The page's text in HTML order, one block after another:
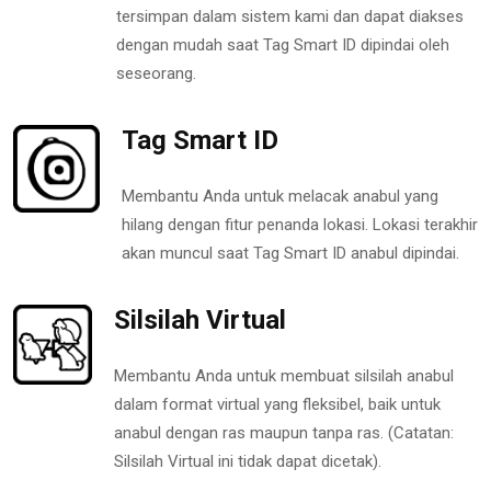
tersimpan dalam sistem kami dan dapat diakses
dengan mudah saat Tag Smart ID dipindai oleh
seseorang.
Tag Smart ID
Membantu Anda untuk melacak anabul yang
hilang dengan fitur penanda lokasi. Lokasi terakhir
akan muncul saat Tag Smart ID anabul dipindai.
Silsilah Virtual
Membantu Anda untuk membuat silsilah anabul
dalam format virtual yang fleksibel, baik untuk
anabul dengan ras maupun tanpa ras. (Catatan:
Silsilah Virtual ini tidak dapat dicetak).